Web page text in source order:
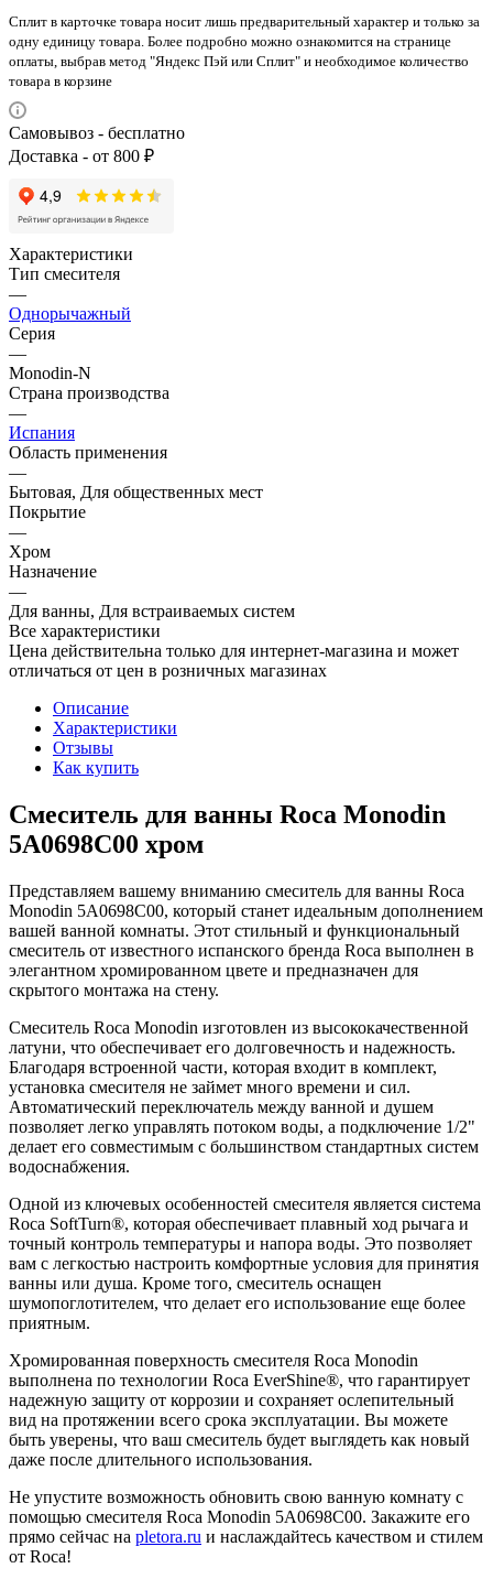
Сплит в карточке товара носит лишь предварительный характер и только за
одну единицу товара. Более подробно можно ознакомится на странице
оплаты, выбрав метод "Яндекс Пэй или Сплит" и необходимое количество
товара в корзине
Самовывоз - бесплатно
Доставка - от 800 ₽
Характеристики
Тип смесителя
—
Однорычажный
Серия
—
Monodin-N
Страна производства
—
Испания
Область применения
—
Бытовая, Для общественных мест
Покрытие
—
Хром
Назначение
—
Для ванны, Для встраиваемых систем
Все характеристики
Цена действительна только для интернет-магазина и может
отличаться от цен в розничных магазинах
Описание
Характеристики
Отзывы
Как купить
Смеситель для ванны Roca Monodin
5A0698C00 хром
Представляем вашему вниманию смеситель для ванны Roca
Monodin 5A0698C00, который станет идеальным дополнением
вашей ванной комнаты. Этот стильный и функциональный
смеситель от известного испанского бренда Roca выполнен в
элегантном хромированном цвете и предназначен для
скрытого монтажа на стену.
Смеситель Roca Monodin изготовлен из высококачественной
латуни, что обеспечивает его долговечность и надежность.
Благодаря встроенной части, которая входит в комплект,
установка смесителя не займет много времени и сил.
Автоматический переключатель между ванной и душем
позволяет легко управлять потоком воды, а подключение 1/2"
делает его совместимым с большинством стандартных систем
водоснабжения.
Одной из ключевых особенностей смесителя является система
Roca SoftTurn®, которая обеспечивает плавный ход рычага и
точный контроль температуры и напора воды. Это позволяет
вам с легкостью настроить комфортные условия для принятия
ванны или душа. Кроме того, смеситель оснащен
шумопоглотителем, что делает его использование еще более
приятным.
Хромированная поверхность смесителя Roca Monodin
выполнена по технологии Roca EverShine®, что гарантирует
надежную защиту от коррозии и сохраняет ослепительный
вид на протяжении всего срока эксплуатации. Вы можете
быть уверены, что ваш смеситель будет выглядеть как новый
даже после длительного использования.
Не упустите возможность обновить свою ванную комнату с
помощью смесителя Roca Monodin 5A0698C00. Закажите его
прямо сейчас на pletora.ru и наслаждайтесь качеством и стилем
от Roca!